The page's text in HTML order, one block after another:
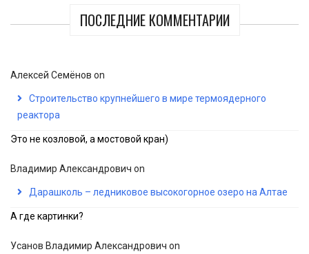
ПОСЛЕДНИЕ КОММЕНТАРИИ
Алексей Семёнов on
Строительство крупнейшего в мире термоядерного
реактора
Это не козловой, а мостовой кран)
Владимир Александрович on
Дарашколь – ледниковое высокогорное озеро на Алтае
А где картинки?
Усанов Владимир Александрович on